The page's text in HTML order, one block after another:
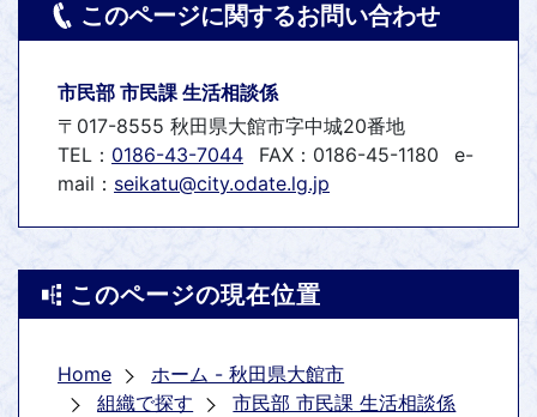
このページに関するお問い合わせ
市民部 市民課 生活相談係
〒017-8555 秋田県大館市字中城20番地
TEL： 0186-43-7044 FAX：0186-45-1180
e-
mail： seikatu@city.odate.lg.jp
このページの現在位置
Home
ホーム - 秋田県大館市
組織で探す
市民部 市民課 生活相談係